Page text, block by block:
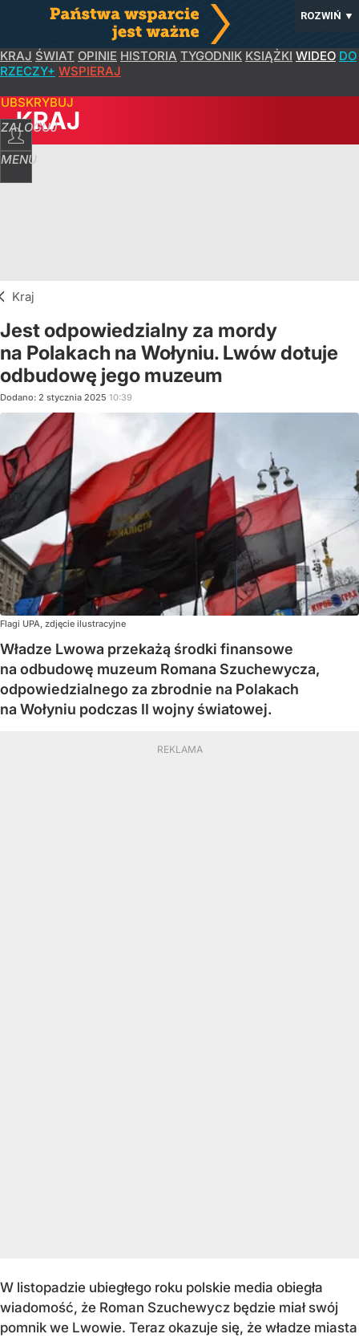
ROZWIŃ ▼
KRAJ ŚWIAT OPINIE HISTORIA TYGODNIK KSIĄŻKI WIDEO DO
RZECZY+ WSPIERAJ
ZALOGUJ
MENU
KRAJ
Kraj
Jest odpowiedzialny za mordy
na Polakach na Wołyniu. Lwów dotuje
odbudowę jego muzeum
Dodano: 2 stycznia 2025 10:39
Flagi UPA, zdjęcie ilustracyjne
Władze Lwowa przekażą środki finansowe
na odbudowę muzeum Romana Szuchewycza,
odpowiedzialnego za zbrodnie na Polakach
na Wołyniu podczas II wojny światowej.
W listopadzie ubiegłego roku polskie media obiegła
wiadomość, że Roman Szuchewycz będzie miał swój
pomnik we Lwowie. Teraz okazuje się, że władze miasta